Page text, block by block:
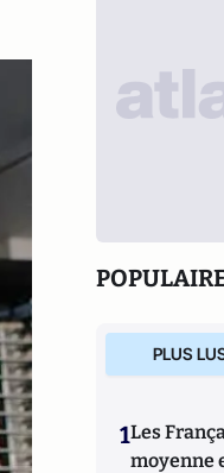
PLUS
1Les
moyenne